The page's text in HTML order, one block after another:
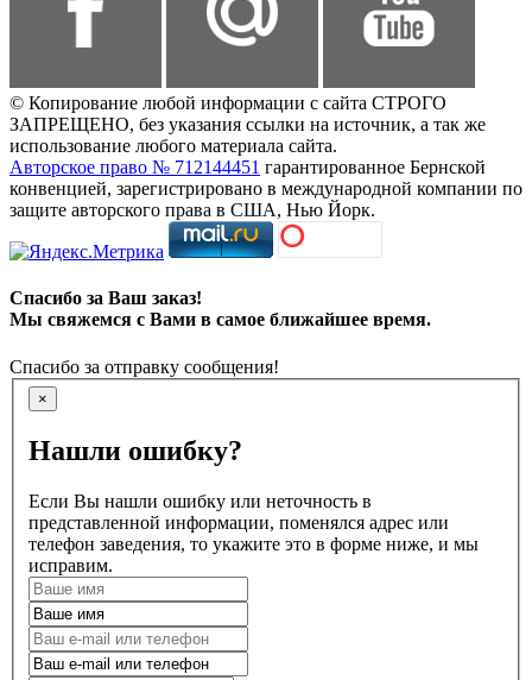
© Копирование любой информации с сайта СТРОГО
ЗАПРЕЩЕНО, без указания ссылки на источник, а так же
использование любого материала сайта.
Авторское право № 712144451 гарантированное Бернской
конвенцией, зарегистрировано в международной компании по
защите авторского права в США, Нью Йорк.
Спасибо за Ваш заказ!
Мы свяжемся с Вами в самое ближайшее время.
Спасибо за отправку сообщения!
×
Нашли ошибку?
Если Вы нашли ошибку или неточность в
представленной информации, поменялся адрес или
телефон заведения, то укажите это в форме ниже, и мы
исправим.